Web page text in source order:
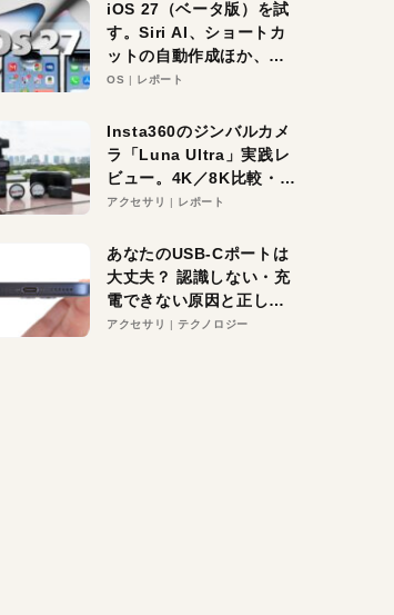
iOS 27（ベータ版）を試
す。Siri AI、ショートカ
ットの自動作成ほか、期
待大の便利機能5選。
る未来はすぐそこ！
OS レポート
Insta360のジンバルカメ
ラ「Luna Ultra」実践レ
ビュー。4K／8K比較・ズ
ーム・夜間撮影をチェッ
アクセサリ レポート
あなたのUSB-Cポートは
大丈夫？ 認識しない・充
電できない原因と正しい
対策
アクセサリ テクノロジー